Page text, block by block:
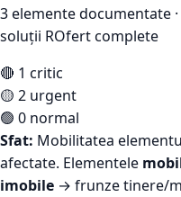
3elemente documentate
soluții ROfert complete
🔴 1 critic
🟡 2 urgent
🟢 0 normal
Sfat: Mobilitatea
afectate. Elementele
imobile → frunze tinere/